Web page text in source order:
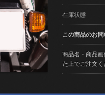
在庫状態
この商品のお
商品名・商品
た上でご注文く